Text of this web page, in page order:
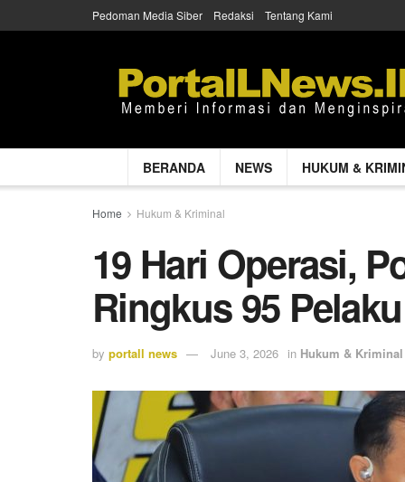
Pedoman Media Siber Redaksi Tentang Kami
BERANDA NEWS HUKUM &
Home Hukum & Kriminal
19 Hari Operasi,
Ringkus 95
by portall news June 3, 2026 in Hukum & Kriminal